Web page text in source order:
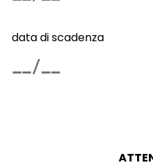
data di scadenza